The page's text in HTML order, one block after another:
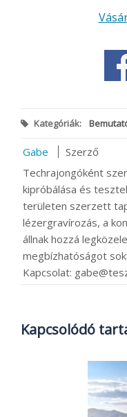
Kategóriák:
Gabe
Szerző
Techrajongóként
kipróbálása és
területen szerzett
lézergravírozás, a
állnak hozzá
megbízhatóságot
Kapcsolat:
Kapcsolódó